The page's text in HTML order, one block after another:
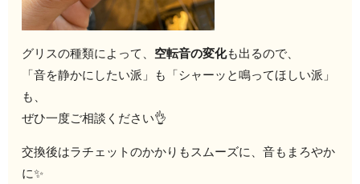
グリスの種類によって、 空転音の変化も出るので、
「音を静かにしたい派」も「シャーッと鳴ってほしい派」
も、
ぜひ一度ご相談ください👌
交換後はラチェットのかかりもスムーズに、音もまろやか
に✨